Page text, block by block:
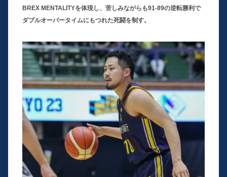
BREX MENTALITYを体現し、苦しみながらも91-89の逆転勝利で
ダブルオーバータイムにもつれた死闘を制す。